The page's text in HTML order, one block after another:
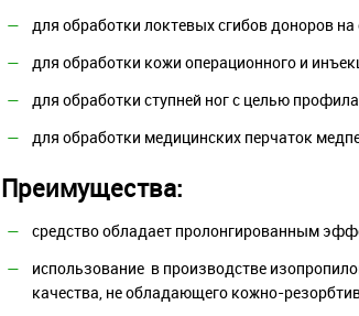
для обработки локтевых сгибов доноров
для обработки кожи операционного и
для обработки ступней ног с целью
для обработки медицинских перчаток
Преимущества:
средство обладает пролонгированным
использование в производстве
качества, не обладающего кожно-